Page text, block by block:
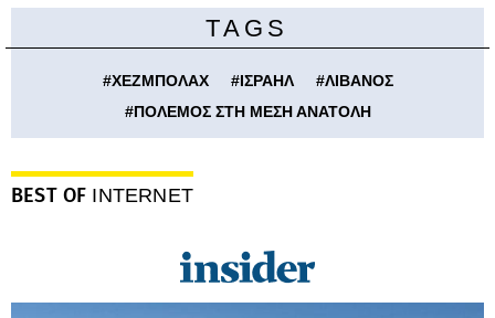
TAGS
#ΧΕΖΜΠΟΛΑΧ #ΙΣΡΑΗΛ #ΛΙΒΑΝΟΣ
#ΠΟΛΕΜΟΣ ΣΤΗ ΜΕΣΗ ΑΝΑΤΟΛΗ
BEST OF INTERNET